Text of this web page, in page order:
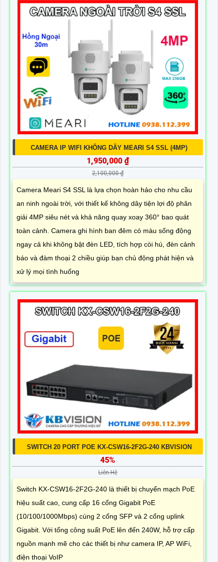
CAMERA IP WIFI KHÔNG DÂY MEARI S4 SSL (4MP)
1,950,000 ₫
2,100,000 ₫
Camera Meari S4 SSL là lựa chọn hoàn hảo cho nhu cầu
an ninh ngoài trời, với thiết kế không dây tiện lợi độ phân
giải 4MP siêu nét và khả năng quay xoay 360° bao quát
toàn cảnh. Camera ghi hình ban đêm có màu sống động
ngay cả khi không bật đèn LED, tích hợp còi hú, đèn cảnh
báo và đàm thoại 2 chiều giúp bạn chủ động phát hiện và
xử lý mọi tình huống
SWITCH 20 PORT POE KX-CSW16-2F2G-240 KBVISION
45%
Liên Hệ
Switch KX-CSW16-2F2G-240 là thiết bị chuyển mạch PoE
hiệu suất cao, cung cấp 16 cổng Gigabit PoE
(10/100/1000Mbps) cùng 2 cổng SFP và 2 cổng uplink
Gigabit. Với tổng công suất PoE lên đến 240W, hỗ trợ cấp
nguồn mạnh mẽ cho các thiết bị như camera IP, AP WiFi,
điện thoại VoIP